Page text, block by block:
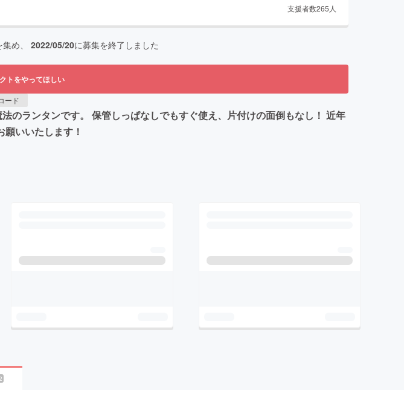
支援者数265 人
め、 2022/05/20に募集を終了しました
トをやってほしい
ード
のランタンです。 保管しっぱなしでもすぐ使え、片付けの面倒もなし！ 近年
いいたします！